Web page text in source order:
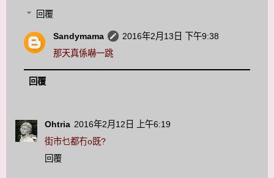
回覆
Sandymama
2016年2月13日 下午9:38
那天真係嚇一跳
回覆
Ohtria 2016年2月12日 上午6:19
街市乜都冇o既?
回覆